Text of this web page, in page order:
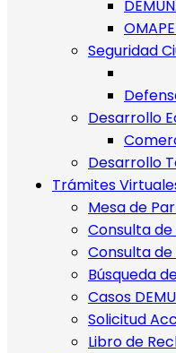
Seguridad
Desarrollo
Desarrollo
Trámites
Mesa de
Consulta
Consulta
Búsqueda
Casos
Solicitud
Libro de